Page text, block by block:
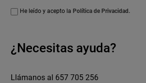
He leído y acepto la Política de Privacidad.
¿Necesitas ayuda?
Llámanos al 657 705 256